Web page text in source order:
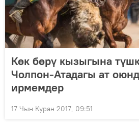
Көк бөрү кызыгына
Чолпон-Атадагы ат
ирмемдер
17 Чын Куран 2017, 09:51